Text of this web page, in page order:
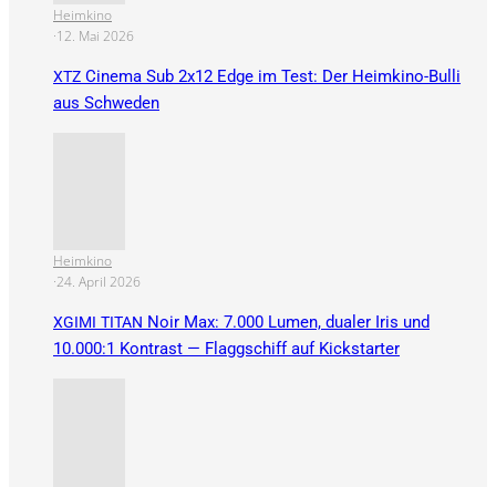
Heimkino
·12. Mai 2026
XTZ Cinema Sub 2x12 Edge im Test: Der Heimkino-Bulli
aus Schweden
Heimkino
·24. April 2026
XGIMI TITAN Noir Max: 7.000 Lumen, dualer Iris und
10.000:1 Kontrast — Flaggschiff auf Kickstarter